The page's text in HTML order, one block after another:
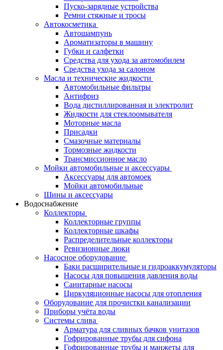
Пуско-зарядные устройства
Ремни стяжные и тросы
Автокосметика
Автошампунь
Ароматизаторы в машину
Губки и салфетки
Средства для ухода за автомобилем
Средства ухода за салоном
Масла и технические жидкости
Автомобильные фильтры
Антифриз
Вода дистиллированная и электролит
Жидкости для стеклоомывателя
Моторные масла
Присадки
Смазочные материалы
Тормозные жидкости
Трансмиссионное масло
Мойки автомобильные и аксессуары
Аксессуары для автомоек
Мойки автомобильные
Шины и аксессуары
Водоснабжение
Коллекторы
Коллекторные группы
Коллекторные шкафы
Распределительные коллекторы
Ревизионные люки
Насосное оборудование
Баки расширительные и гидроаккумуляторы
Насосы для повышения давления воды
Санитарные насосы
Циркуляционные насосы для отопления
Оборудование для прочистки канализации
Приборы учёта воды
Системы слива
Арматура для сливных бачков унитазов
Гофрированные трубы для сифона
Гофрированные трубы и манжеты для